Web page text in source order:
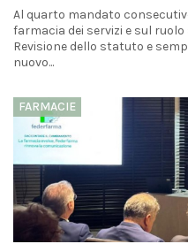
Al quarto mandato
farmacia dei servizi e sul
Revisione dello statuto e
nuovo...
FARMACIE